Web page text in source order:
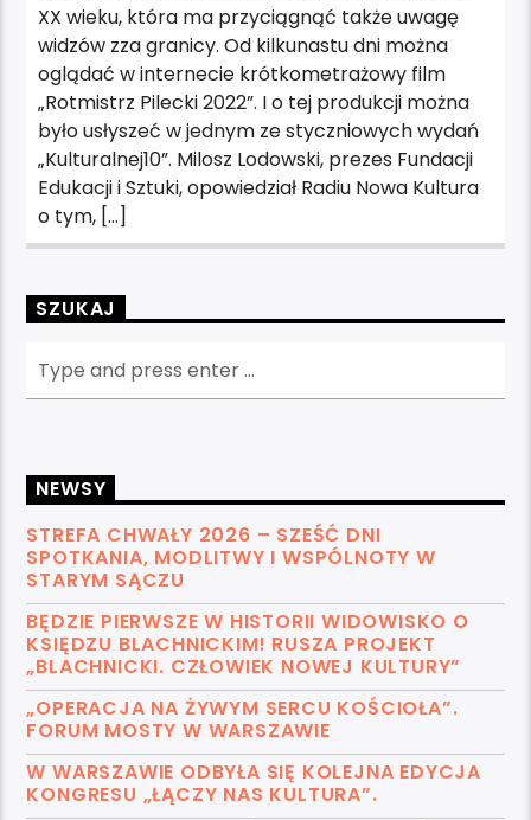
XX wieku, która ma przyciągnąć także uwagę
widzów zza granicy. Od kilkunastu dni można
oglądać w internecie krótkometrażowy film
„Rotmistrz Pilecki 2022”. I o tej produkcji można
było usłyszeć w jednym ze styczniowych wydań
„Kulturalnej10”. Milosz Lodowski, prezes Fundacji
Edukacji i Sztuki, opowiedział Radiu Nowa Kultura
o tym, […]
SZUKAJ
NEWSY
STREFA CHWAŁY 2026 – SZEŚĆ DNI
SPOTKANIA, MODLITWY I WSPÓLNOTY W
STARYM SĄCZU
BĘDZIE PIERWSZE W HISTORII WIDOWISKO O
KSIĘDZU BLACHNICKIM! RUSZA PROJEKT
„BLACHNICKI. CZŁOWIEK NOWEJ KULTURY”
„OPERACJA NA ŻYWYM SERCU KOŚCIOŁA”.
FORUM MOSTY W WARSZAWIE
W WARSZAWIE ODBYŁA SIĘ KOLEJNA EDYCJA
KONGRESU „ŁĄCZY NAS KULTURA”.